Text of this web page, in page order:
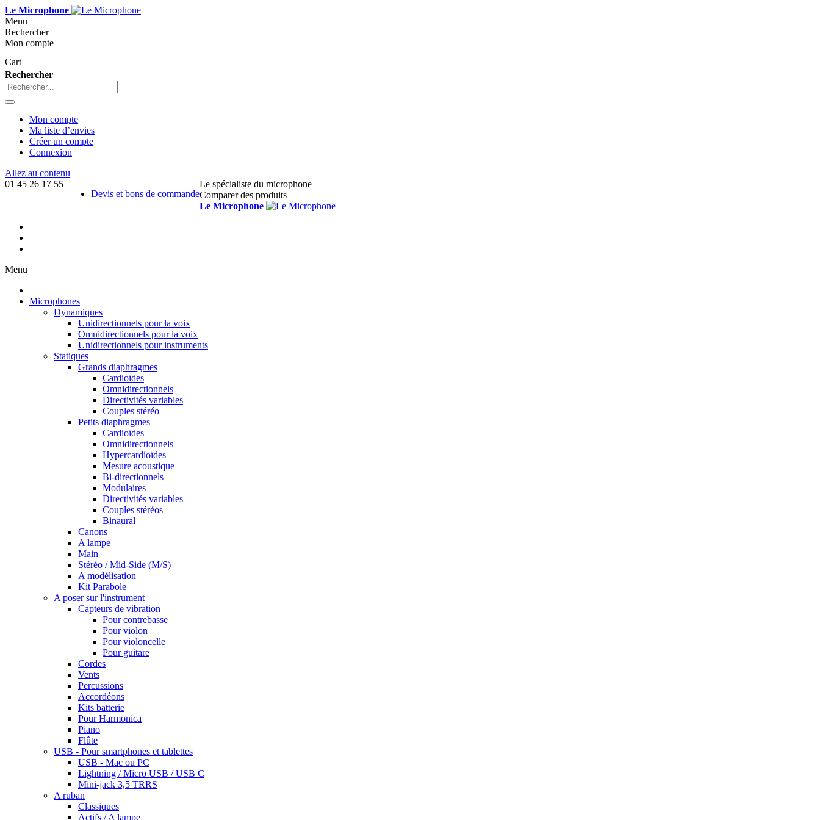
Le Microphone
Menu
Rechercher
Mon compte
Cart
Rechercher
Mon compte
Ma liste d’envies
Créer un compte
Connexion
Allez au contenu
01 45 26 17 55
Devis et bons de commande
Le spécialiste du microphone
Comparer des produits
Le Microphone
Menu
Microphones
Dynamiques
Unidirectionnels pour la voix
Omnidirectionnels pour la voix
Unidirectionnels pour instruments
Statiques
Grands diaphragmes
Cardioïdes
Omnidirectionnels
Directivités variables
Couples stéréo
Petits diaphragmes
Cardioïdes
Omnidirectionnels
Hypercardioïdes
Mesure acoustique
Bi-directionnels
Modulaires
Directivités variables
Couples stéréos
Binaural
Canons
A lampe
Main
Stéréo / Mid-Side (M/S)
A modélisation
Kit Parabole
A poser sur l'instrument
Capteurs de vibration
Pour contrebasse
Pour violon
Pour violoncelle
Pour guitare
Cordes
Vents
Percussions
Accordéons
Kits batterie
Pour Harmonica
Piano
Flûte
USB - Pour smartphones et tablettes
USB - Mac ou PC
Lightning / Micro USB / USB C
Mini-jack 3,5 TRRS
A ruban
Classiques
Actifs / A lampe